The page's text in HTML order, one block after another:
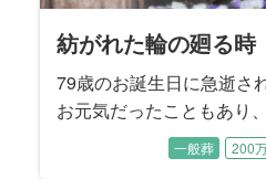
紡がれた輪の廻る時
79歳のお誕生日に急逝さ
お元気だったこともあり
立たれたことをまだ実感
た。 性格が明るくて世話
一般葬 200